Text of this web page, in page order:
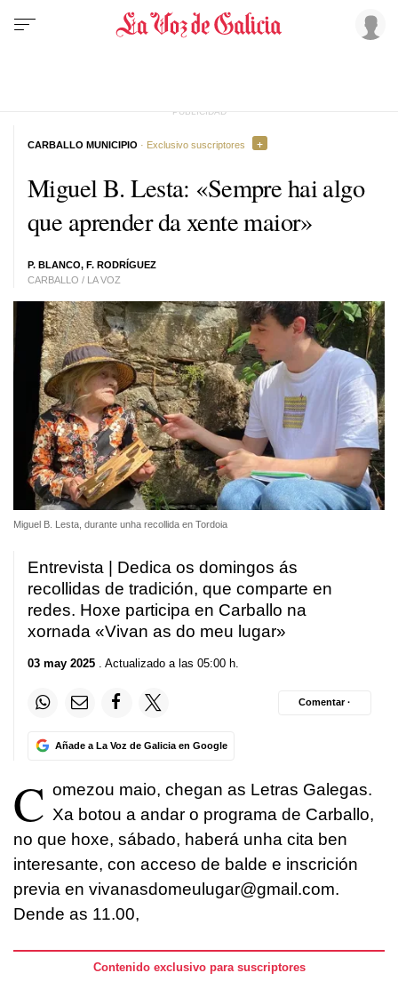
Miguel B. Lesta: «Sempre hai algo
que aprender da xente maior»
P. BLANCO, F. RODRÍGUEZ
CARBALLO / LA VOZ
CARBALLO MUNICIPIO · Exclusivo suscriptores
Miguel B. Lesta, durante unha recollida en Tordoia
Entrevista | Dedica os domingos ás
recollidas de tradición, que comparte en
redes. Hoxe participa en Carballo na
xornada «Vivan as do meu lugar»
03 may 2025 . Actualizado a las 05:00 h.
Añade a La Voz de Galicia en Google
Comentar ·
C omezou maio, chegan as Letras Galegas.
Xa botou a andar o programa de Carballo,
no que hoxe, sábado, haberá unha cita ben
interesante, con acceso de balde e inscrición
previa en vivanasdomeulugar@gmail.com.
Dende as 11.00,
Contenido exclusivo para suscriptores